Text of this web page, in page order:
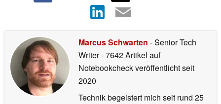
Marcus Schwarten - Senior Tech
Writer- 7642 Artikel auf
Notebookcheck veröffentlichtseit
2020
Technik begeistert mich seit rund 25